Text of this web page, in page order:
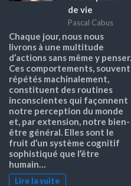
de vie
Pascal Cabus
Chaque jour, nous nous
livrons à une multitude
d’actions sans même y penser.
Ces comportements, souvent
répétés machinalement,
constituent des routines
inconscientes qui façonnent
notre perception du monde
et, par extension, notre bien-
être général. Elles sont le
fruit d’un système cognitif
sophistiqué que l’être
humain…
Lire la suite